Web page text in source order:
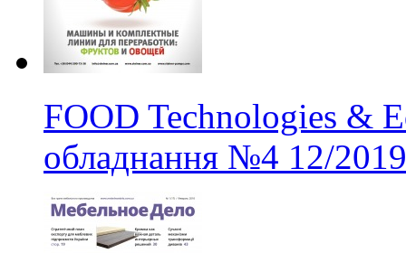
FOOD Technologies &
обладнання №4 12/2019